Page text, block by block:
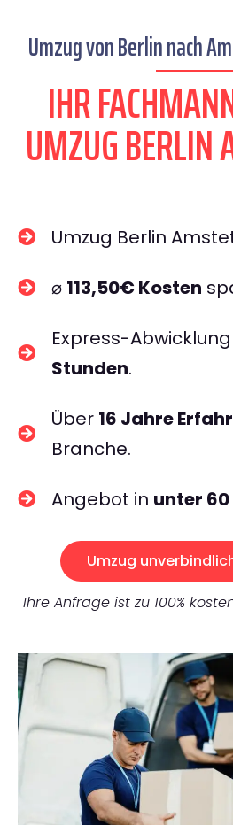
Umzug von Berlin nach
IHR
UMZUG BERLIN
Umzug Berlin
⌀ 113,50€ Kosten
Express-
Stunden.
Über 16 Jahre
Branche.
Angebot in unter
Umzug
Ihre Anfrage ist zu 100%